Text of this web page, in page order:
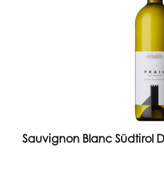
Sauvignon Blanc Südtirol